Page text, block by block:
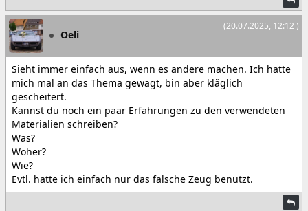
(20.07.2025, 12:12 )
Oeli
Sieht immer einfach aus, wenn es andere machen. Ich hatte
mich mal an das Thema gewagt, bin aber kläglich
gescheitert.
Kannst du noch ein paar Erfahrungen zu den verwendeten
Materialien schreiben?
Was?
Woher?
Wie?
Evtl. hatte ich einfach nur das falsche Zeug benutzt.